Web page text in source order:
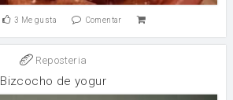
3 Me gusta Comentar
Reposteria
Bizcocho de yogur